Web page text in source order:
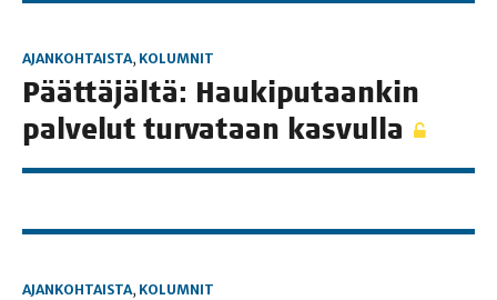
AJANKOHTAISTA, KOLUMNIT
Päät­tä­jäl­tä: Hau­ki­pu­taan­kin
pal­ve­lut tur­va­taan kasvulla
AJANKOHTAISTA, KOLUMNIT